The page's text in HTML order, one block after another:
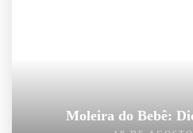
Moleira do Bebê: